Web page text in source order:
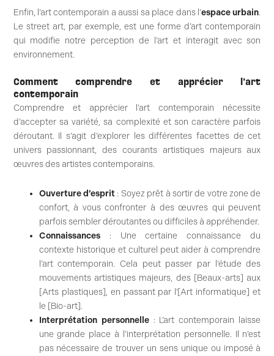
Enfin, l’art contemporain a aussi sa place dans l’espace urbain.
Le street art, par exemple, est une forme d’art contemporain
qui modifie notre perception de l’art et interagit avec son
environnement.
Comment comprendre et apprécier l’art
contemporain
Comprendre et apprécier l’art contemporain nécessite
d’accepter sa variété, sa complexité et son caractère parfois
déroutant. Il s’agit d’explorer les différentes facettes de cet
univers passionnant, des courants artistiques majeurs aux
œuvres des artistes contemporains.
Ouverture d’esprit : Soyez prêt à sortir de votre zone de
confort, à vous confronter à des œuvres qui peuvent
parfois sembler déroutantes ou difficiles à appréhender.
Connaissances: Une certaine connaissance du
contexte historique et culturel peut aider à comprendre
l’art contemporain. Cela peut passer par l’étude des
mouvements artistiques majeurs, des [Beaux-arts] aux
[Arts plastiques], en passant par l'[Art informatique] et
le [Bio-art].
Interprétation personnelle: L’art contemporain laisse
une grande place à l’interprétation personnelle. Il n’est
pas nécessaire de trouver un sens unique ou imposé à